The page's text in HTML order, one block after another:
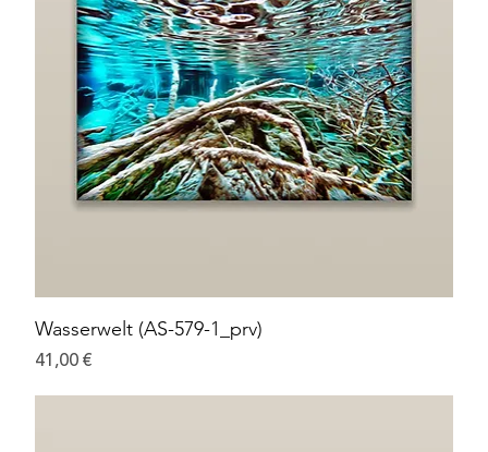
Wasserwelt (AS-579-1_prv)
Preis
41,00 €